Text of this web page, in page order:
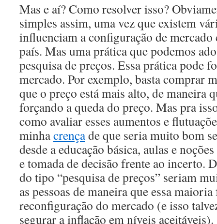
Mas e aí? Como resolver isso?
simples assim, uma vez que existem
influenciam a configuração de mercado
país. Mas uma prática que podemos
pesquisa de preços. Essa prática pode
mercado. Por exemplo, basta comprar
que o preço está mais alto, de maneira
forçando a queda do preço. Mas pra
como avaliar esses aumentos e
minhacrençade que seria muito bom
desde a educação básica, aulas e
e tomada de decisão frente ao incerto.
do tipo “pesquisa de preços” seriam
as pessoas de maneira que essa
reconfiguração do mercado (e isso
segurar a inflação em níveis aceitáveis).